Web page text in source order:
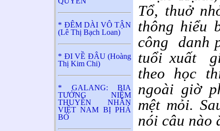
* ĐÊM DÀI VÔ TẬN
(Lê Thị Bạch Loan)
* ĐI VỀ ĐÂU (Hoàng
Thị Kim Chi)
* GALANG: BIA
TƯỞNG NIỆM
THUYỀN NHÂN
VIỆT NAM BỊ PHÁ
BỎ
Tổ, thuở
thông hiểu
công danh
tuổi xuất
theo học
ngoài giờ
mệt mỏi.
nói câu nào